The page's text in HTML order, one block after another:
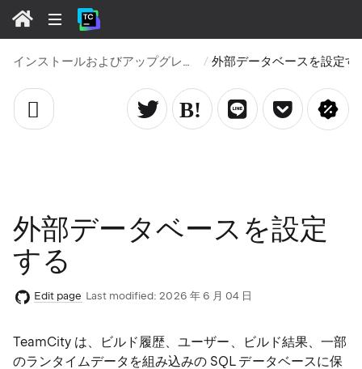
インストールおよびアップグレード
外部データベースを設定
する
Edit page Last modified: 2026 年 6 月 04 日
TeamCity は、ビルド履歴、ユーザー、ビルド結果、一部
のランタイムデータを組み込みの SQL データベースに保